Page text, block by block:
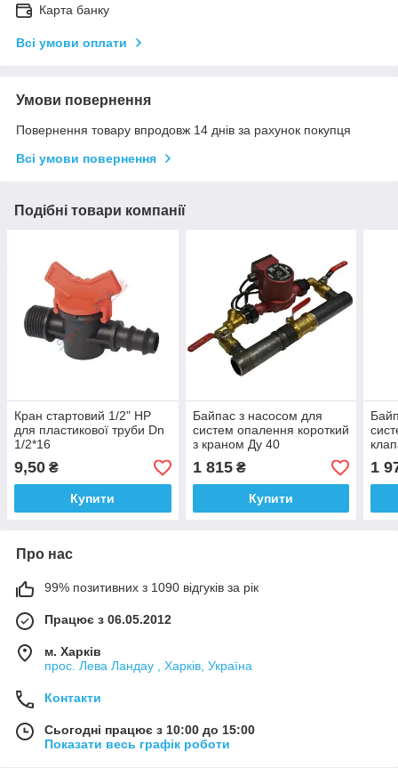
Карта банку
Всі умови оплати
Умови повернення
Повернення товару впродовж 14 днів за рахунок покупця
Всі умови повернення
Подібні товари компанії
Кран стартовий 1/2" НР
для пластикової труби Dn
1/2*16
9,50 ₴
Купити
Байпас з насосом для
систем опалення короткий
з краном Ду 40
1 815₴
Купити
1
Про нас
99% позитивних з 1090 відгуків за рік
Працює з 06.05.2012
м. Харків
прос. Лева Ландау , Харків, Україна
Контакти
Сьогодні працює з 10:00 до 15:00
Показати весь графік роботи